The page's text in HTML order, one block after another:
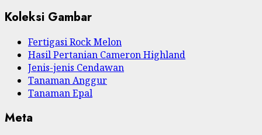
Koleksi Gambar
Fertigasi Rock Melon
Hasil Pertanian Cameron Highland
Jenis-jenis Cendawan
Tanaman Anggur
Tanaman Epal
Meta